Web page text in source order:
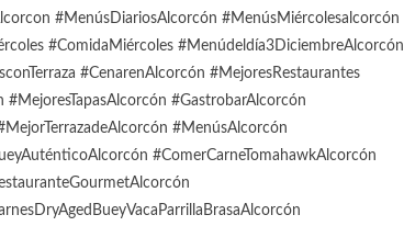
#MenúsDiariosAlcorcón #MenúsMiércolesalcorcón
#ComidaMiércoles #Menúdeldía3DiciembreAlcorcón
#CenarenAlcorcón #MejoresRestaurantes
#GastrobarAlcorcón
#MenúsAlcorcón
#ComerCarneTomahawkAlcorcón